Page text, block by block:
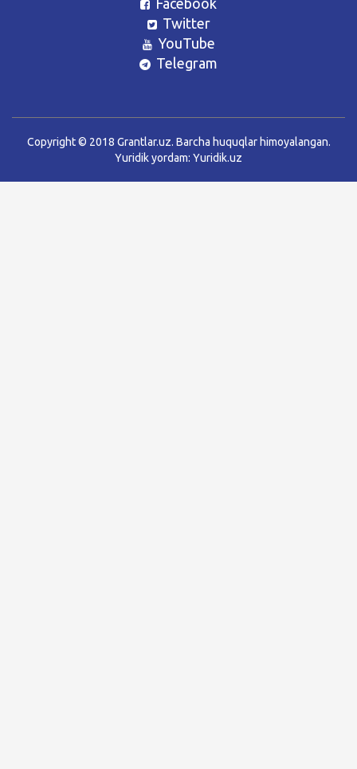
Twitter
YouTube
Telegram
Copyright © 2018 Grantlar.uz. Barcha huquqlar himoyalangan.
Yuridik yordam: Yuridik.uz